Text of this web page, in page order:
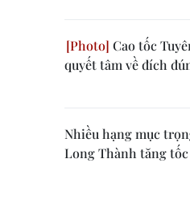
Cao tốc
quyết tâm về đích
Nhiều hạng mục
Long Thành tăng